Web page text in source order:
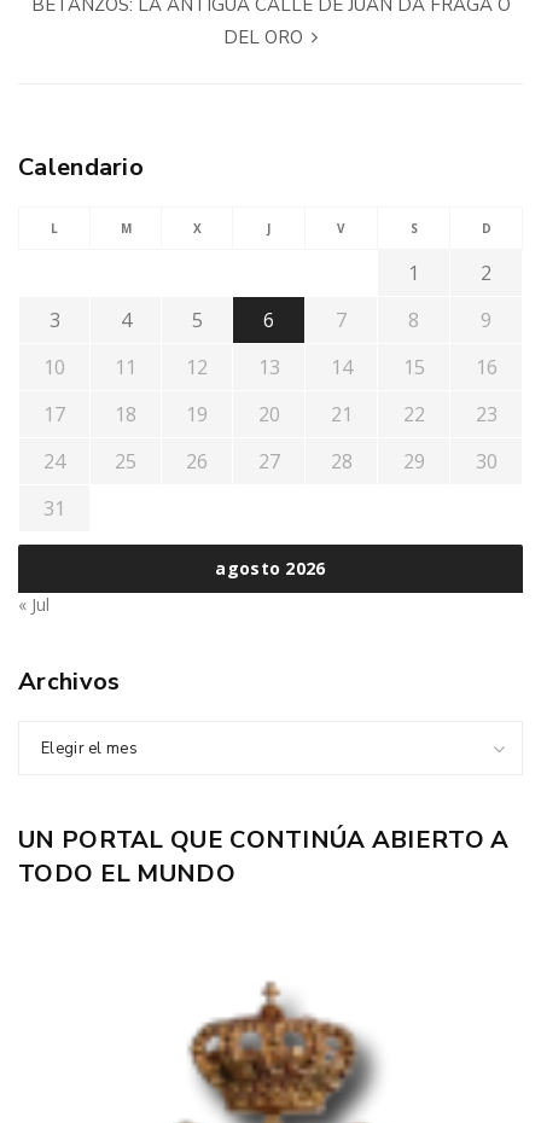
BETANZOS: LA ANTIGUA CALLE DE JUAN DA FRAGA O
DEL ORO
Calendario
agosto 2026
L M X J V S D
1
2
3
4 5 6 7 8
9
10
11 12 13 14 15
16
17
18 19 20 21 22
23
24
25 26 27 28 29
30
31
« Jul
Archivos
Elegir el mes
UN PORTAL QUE CONTINÚA ABIERTO A
TODO EL MUNDO